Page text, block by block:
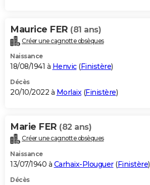
Maurice FER (81 ans)
Créer une cagnotte obsèques
Naissance
18/08/1941 à Henvic(Finistère)
Décès
20/10/2022 à Morlaix(Finistère)
Marie FER (82 ans)
Créer une cagnotte obsèques
Naissance
13/07/1940 à Carhaix-Plouguer(Finistère)
Décès